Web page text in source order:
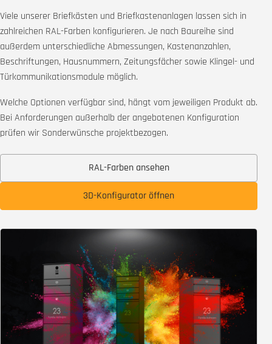
Viele unserer Briefkästen und Briefkastenanlagen lassen sich in
zahlreichen RAL-Farben konfigurieren. Je nach Baureihe sind
außerdem unterschiedliche Abmessungen, Kastenanzahlen,
Beschriftungen, Hausnummern, Zeitungsfächer sowie Klingel- und
Türkommunikationsmodule möglich.
Welche Optionen verfügbar sind, hängt vom jeweiligen Produkt ab.
Bei Anforderungen außerhalb der angebotenen Konfiguration
prüfen wir Sonderwünsche projektbezogen.
RAL-Farben ansehen
3D-Konfigurator öffnen